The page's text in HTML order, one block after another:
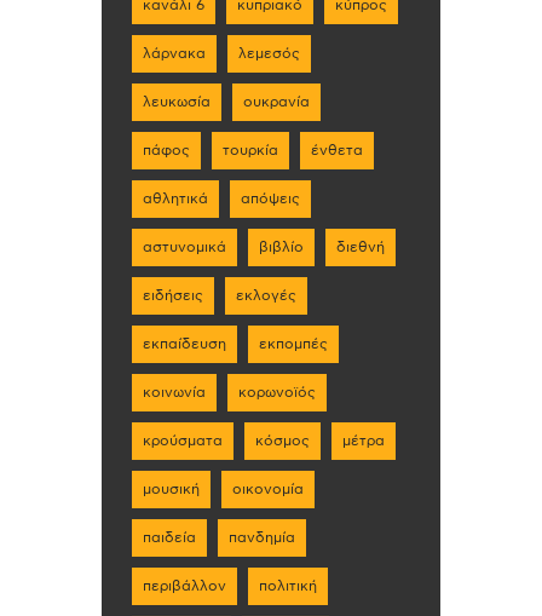
κανάλι 6 κυπριακό κύπρος
λάρνακα λεμεσός
λευκωσία ουκρανία
πάφος τουρκία ένθετα
αθλητικά απόψεις
αστυνομικά βιβλίο διεθνή
ειδήσεις εκλογές
εκπαίδευση εκπομπές
κοινωνία κορωνοϊός
κρούσματα κόσμος μέτρα
μουσική οικονομία
παιδεία πανδημία
περιβάλλον πολιτική